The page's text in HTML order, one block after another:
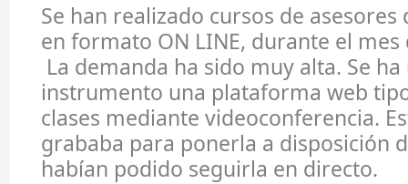
Se han realizado cursos de
en formato ON LINE, durante el
La demanda ha sido muy alta. Se
instrumento una plataforma web
clases mediante videoconferencia.
grababa para ponerla a disposición
habían podido seguirla en directo.